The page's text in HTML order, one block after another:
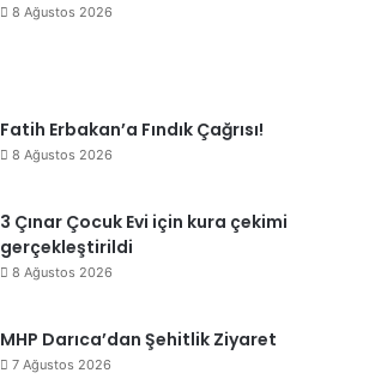
8 Ağustos 2026
Fatih Erbakan’a Fındık Çağrısı!
8 Ağustos 2026
3 Çınar Çocuk Evi için kura çekimi
gerçekleştirildi
8 Ağustos 2026
MHP Darıca’dan Şehitlik Ziyaret
7 Ağustos 2026